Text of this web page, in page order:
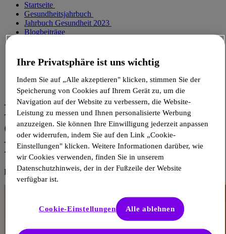
Startseite
Gesundheitsjahrbuch
Jahrbuch Gesundheit 2023
Blogbeiträge
Blogbeitrag
Sanopolis
31. Aug. 2023
Digitalisierung im
Gesundheitswesen: Nutzen für
Patient:innen und Forschung
Florian Tursky
Ihre Privatsphäre ist uns wichtig
Indem Sie auf „Alle akzeptieren" klicken, stimmen Sie der
Speicherung von Cookies auf Ihrem Gerät zu, um die
Navigation auf der Website zu verbessern, die Website-
Leistung zu messen und Ihnen personalisierte Werbung
anzuzeigen. Sie können Ihre Einwilligung jederzeit anpassen
oder widerrufen, indem Sie auf den Link „Cookie-
Einstellungen" klicken. Weitere Informationen darüber, wie
wir Cookies verwenden, finden Sie in unserem
Datenschutzhinweis, der in der Fußzeile der Website
verfügbar ist.
Cookie-Einstellungen Alle ablehnen